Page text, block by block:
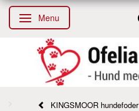
Skifte navigation
Menu
KINGSMOOR hundefoder